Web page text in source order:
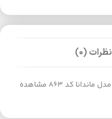
نظرات (0)
دمپایی زنانه مجلسی پاشنه بلند، مدل ماندانا کد A63 مشاهده